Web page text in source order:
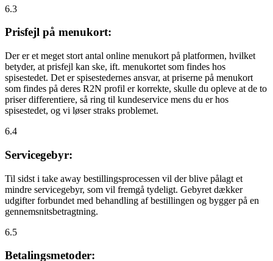
6.3
Prisfejl på menukort:
Der er et meget stort antal online menukort på platformen, hvilket
betyder, at prisfejl kan ske, ift. menukortet som findes hos
spisestedet. Det er spisestedernes ansvar, at priserne på menukort
som findes på deres R2N profil er korrekte, skulle du opleve at de to
priser differentiere, så ring til kundeservice mens du er hos
spisestedet, og vi løser straks problemet.
6.4
Servicegebyr:
Til sidst i take away bestillingsprocessen vil der blive pålagt et
mindre servicegebyr, som vil fremgå tydeligt. Gebyret dækker
udgifter forbundet med behandling af bestillingen og bygger på en
gennemsnitsbetragtning.
6.5
Betalingsmetoder: